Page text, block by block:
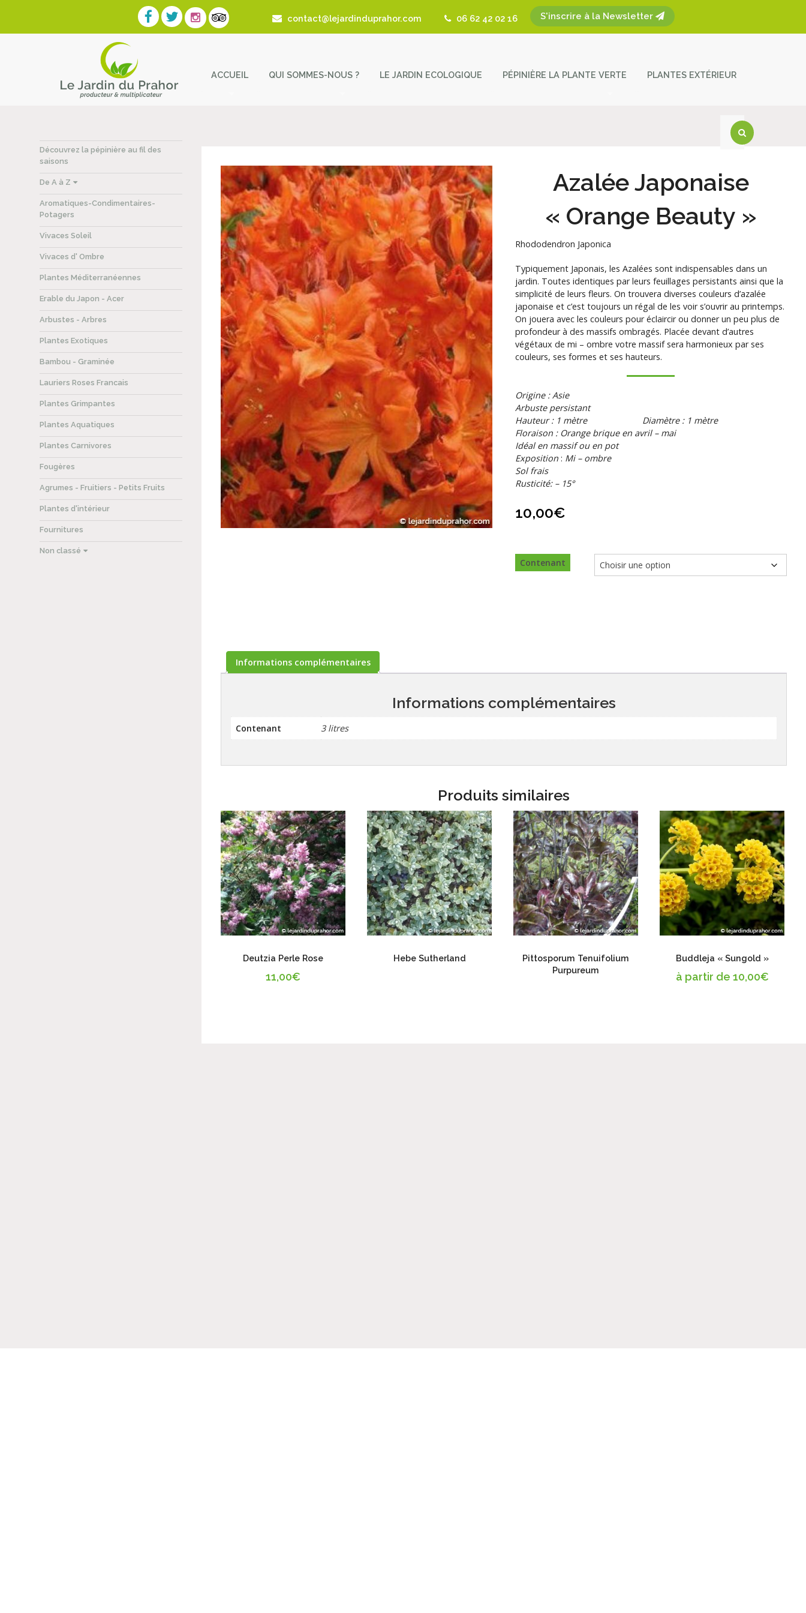
contact@lejardinduprahor.com 06 62 42 02 16 S'inscrire à la Newsletter
ACCUEIL QUI SOMMES-NOUS ?
Actualités
Revue de presse
Coup de Coeur – Liens utiles
LE JARDIN ECOLOGIQUE PÉPINIÈRE LA PLANTE VERTE PLANTES EXTÉRIEUR
Découvrez la pépinière au fil des
saisons
De A à Z
Aromatiques-Condimentaires-
Potagers
Vivaces Soleil
Vivaces d' Ombre
Plantes Méditerranéennes
Erable du Japon - Acer
Arbustes - Arbres
Plantes Exotiques
Bambou - Graminée
Lauriers Roses Francais
Plantes Grimpantes
Plantes Aquatiques
Plantes Carnivores
Fougères
Agrumes - Fruitiers - Petits Fruits
Plantes d'intérieur
Fournitures
Non classé
Azalée Japonaise
« Orange Beauty »
Rhododendron Japonica
Typiquement Japonais, les Azalées sont indispensables dans un
jardin. Toutes identiques par leurs feuillages persistants ainsi que la
simplicité de leurs fleurs. On trouvera diverses couleurs d’azalée
japonaise et c’est toujours un régal de les voir s’ouvrir au printemps.
On jouera avec les couleurs pour éclaircir ou donner un peu plus de
profondeur à des massifs ombragés. Placée devant d’autres
végétaux de mi – ombre votre massif sera harmonieux par ses
couleurs, ses formes et ses hauteurs.
Origine : Asie
Arbuste persistant
Hauteur : 1 mètre Diamètre : 1 mètre
Floraison : Orange brique en avril – mai
Idéal en massif ou en pot
Exposition: Mi – ombre
Sol frais
Rusticité: – 15°
10,00€
Contenant
Informations complémentaires
Informations complémentaires
Contenant 3 litres
Produits similaires
Deutzia Perle Rose
11,00€
Hebe Sutherland
Pittosporum Tenuifolium
Purpureum
Buddleja « Sungold »
à partir de 10,00€